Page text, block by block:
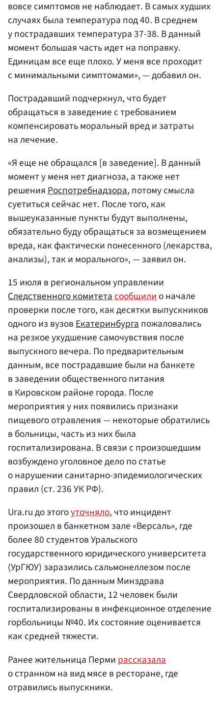
вовсе симптомов не наблюдает. В самых худших
случаях была температура под 40. В среднем
у пострадавших температура 37-38. В данный
момент большая часть идет на поправку.
Единицам все еще плохо. У меня все проходит
с минимальными симптомами», — добавил он.
Пострадавший подчеркнул, что будет
обращаться в заведение с требованием
компенсировать моральный вред и затраты
на лечение.
«Я еще не обращался [в заведение]. В данный
момент у меня нет диагноза, а также нет
решенияРоспотребнадзора, потому смысла
суетиться сейчас нет. После того, как
вышеуказанные пункты будут выполнены,
обязательно буду обращаться за возмещением
вреда, как фактически понесенного (лекарства,
анализы), так и морального», — заявил он.
15 июля в региональном управлении
Следственного комитетасообщилио начале
проверки после того, как десятки выпускников
одного из вузовЕкатеринбургапожаловались
на резкое ухудшение самочувствия после
выпускного вечера. По предварительным
данным, все пострадавшие были на банкете
в заведении общественного питания
в Кировском районе города. После
мероприятия у них появились признаки
пищевого отравления — некоторые обратились
в больницы, часть из них была
госпитализирована. В связи с произошедшим
возбуждено уголовное дело по статье
о нарушении санитарно-эпидемиологических
правил (ст. 236 УК РФ).
Ura.ru до этогоуточняло, что инцидент
произошел в банкетном зале «Версаль», где
более 80 студентов Уральского
государственного юридического университета
(УрГЮУ) заразились сальмонеллезом после
мероприятия. По данным Минздрава
Свердловской области, 12 человек были
госпитализированы в инфекционное отделение
горбольницы №40. Их состояние оценивается
как средней тяжести.
Ранее жительница Перми рассказала
о странном на вид мясе в ресторане, где
отравились выпускники.